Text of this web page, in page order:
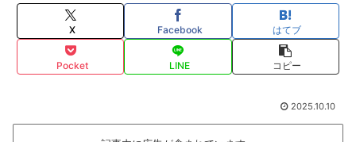
X Facebook はてブ
Pocket LINE コピー
2025.10.10